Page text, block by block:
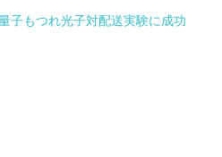
子もつれ光子対配送実験に成功